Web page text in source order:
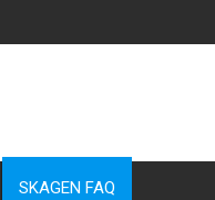
SKAGEN FAQ